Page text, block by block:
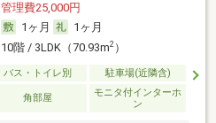
管理費25,000円
1ヶ月
1ヶ月
10階 / 3LDK（70.93m2）
バス・トイレ別 駐車場(近隣含)
角部屋
モニタ付インターホ
ン